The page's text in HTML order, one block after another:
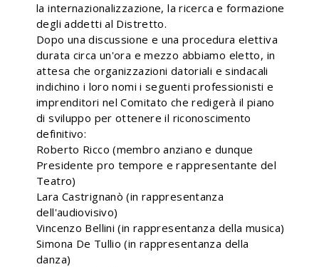
la internazionalizzazione, la ricerca e formazione
degli addetti al Distretto.
Dopo una discussione e una procedura elettiva
durata circa un'ora e mezzo abbiamo eletto, in
attesa che organizzazioni datoriali e sindacali
indichino i loro nomi i seguenti professionisti e
imprenditori nel Comitato che redigerà il piano
di sviluppo per ottenere il riconoscimento
definitivo:
Roberto Ricco (membro anziano e dunque
Presidente pro tempore e rappresentante del
Teatro)
Lara Castrignanò (in rappresentanza
dell'audiovisivo)
Vincenzo Bellini (in rappresentanza della musica)
Simona De Tullio (in rappresentanza della
danza)